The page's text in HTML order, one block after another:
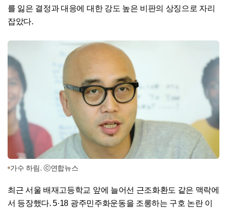
를 잃은 결정과 대응에 대한 강도 높은 비판의 상징으로 자리
잡았다.
가수 하림. ⓒ연합뉴스
최근 서울 배재고등학교 앞에 늘어선 근조화환도 같은 맥락에
서 등장했다. 5·18 광주민주화운동을 조롱하는 구호 논란 이